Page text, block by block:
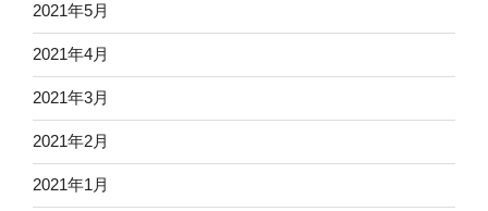
2021年5月
2021年4月
2021年3月
2021年2月
2021年1月